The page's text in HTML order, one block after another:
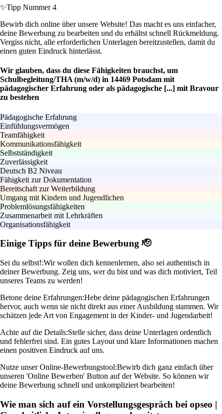
✨Tipp Nummer 4
Bewirb dich online über unsere Website! Das macht es uns einfacher,
deine Bewerbung zu bearbeiten und du erhältst schnell Rückmeldung.
Vergiss nicht, alle erforderlichen Unterlagen bereitzustellen, damit du
einen guten Eindruck hinterlässt.
Wir glauben, dass du diese Fähigkeiten brauchst, um
Schulbegleitung/THA (m/w/d) in 14469 Potsdam mit
pädagogischer Erfahrung oder als pädagogische [...] mit Bravour
zu bestehen
Pädagogische Erfahrung
Einfühlungsvermögen
Teamfähigkeit
Kommunikationsfähigkeit
Selbstständigkeit
Zuverlässigkeit
Deutsch B2 Niveau
Fähigkeit zur Dokumentation
Bereitschaft zur Weiterbildung
Umgang mit Kindern und Jugendlichen
Problemlösungsfähigkeiten
Zusammenarbeit mit Lehrkräften
Organisationsfähigkeit
Einige Tipps für deine Bewerbung 🫡
Sei du selbst!:Wir wollen dich kennenlernen, also sei authentisch in
deiner Bewerbung. Zeig uns, wer du bist und was dich motiviert, Teil
unseres Teams zu werden!
Betone deine Erfahrungen:Hebe deine pädagogischen Erfahrungen
hervor, auch wenn sie nicht direkt aus einer Ausbildung stammen. Wir
schätzen jede Art von Engagement in der Kinder- und Jugendarbeit!
Achte auf die Details:Stelle sicher, dass deine Unterlagen ordentlich
und fehlerfrei sind. Ein gutes Layout und klare Informationen machen
einen positiven Eindruck auf uns.
Nutze unser Online-Bewerbungstool:Bewirb dich ganz einfach über
unseren 'Online Bewerben' Button auf der Website. So können wir
deine Bewerbung schnell und unkompliziert bearbeiten!
Wie man sich auf ein Vorstellungsgespräch bei opseo |